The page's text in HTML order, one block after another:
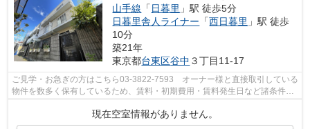
山手線 「 日暮里 」駅 徒歩5分
日暮里舎人ライナー 「西日暮里 」駅 徒歩
10分
築21年
東京都台東区谷中 ３丁目11-17
ご見学・お急ぎの方はこちら03-3822-7593 オーナー様と直接取引している
物件を数多く保有しているため、賃料・初期費用・賃料発生日など諸条件を
何でもご相談くださいませ！！
現在空室情報がありません。